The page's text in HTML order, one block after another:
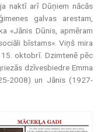
naktī arī Dūņiem nācās
galvas arestam,
«Jānis Dūnis, apmēram
bīstams». Viņš mira
oktobrī. Dzimtenē pēc
dzīvesbiedre Emma
2008) un Jānis (1927-